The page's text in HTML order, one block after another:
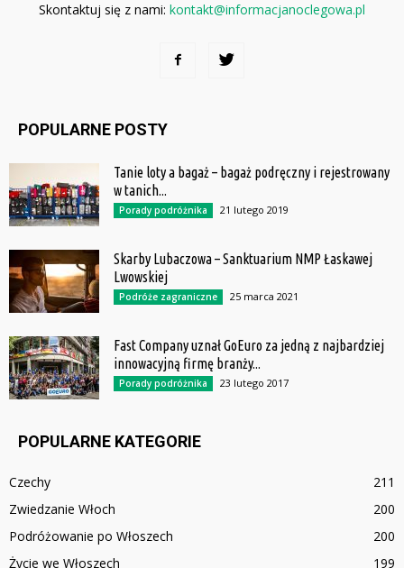
Skontaktuj się z nami: kontakt@informacjanoclegowa.pl
POPULARNE POSTY
Tanie loty a bagaż – bagaż podręczny i rejestrowany
w tanich...
Porady podróżnika 21 lutego 2019
Skarby Lubaczowa – Sanktuarium NMP Łaskawej
Lwowskiej
Podróże zagraniczne 25 marca 2021
Fast Company uznał GoEuro za jedną z najbardziej
innowacyjną firmę branży...
Porady podróżnika 23 lutego 2017
POPULARNE KATEGORIE
Czechy
211
Zwiedzanie Włoch
200
Podróżowanie po Włoszech
200
Życie we Włoszech
199